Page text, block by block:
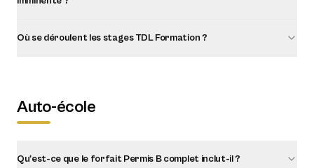
Où se déroulent les stages TDL Formation ?
Auto-école
Qu'est-ce que le forfait Permis B complet inclut-il ?